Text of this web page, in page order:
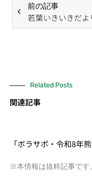
前の記事
Related Posts
関連記事
「ボラサポ・令和8年
※本情報は抜粋記事です